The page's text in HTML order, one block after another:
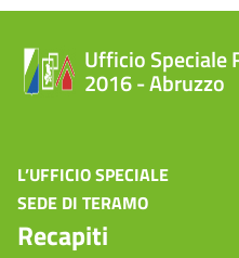
Ufficio Speciale
2016 - Abruzzo
L’UFFICIO SPECIALE
SEDE DI TERAMO
Recapiti